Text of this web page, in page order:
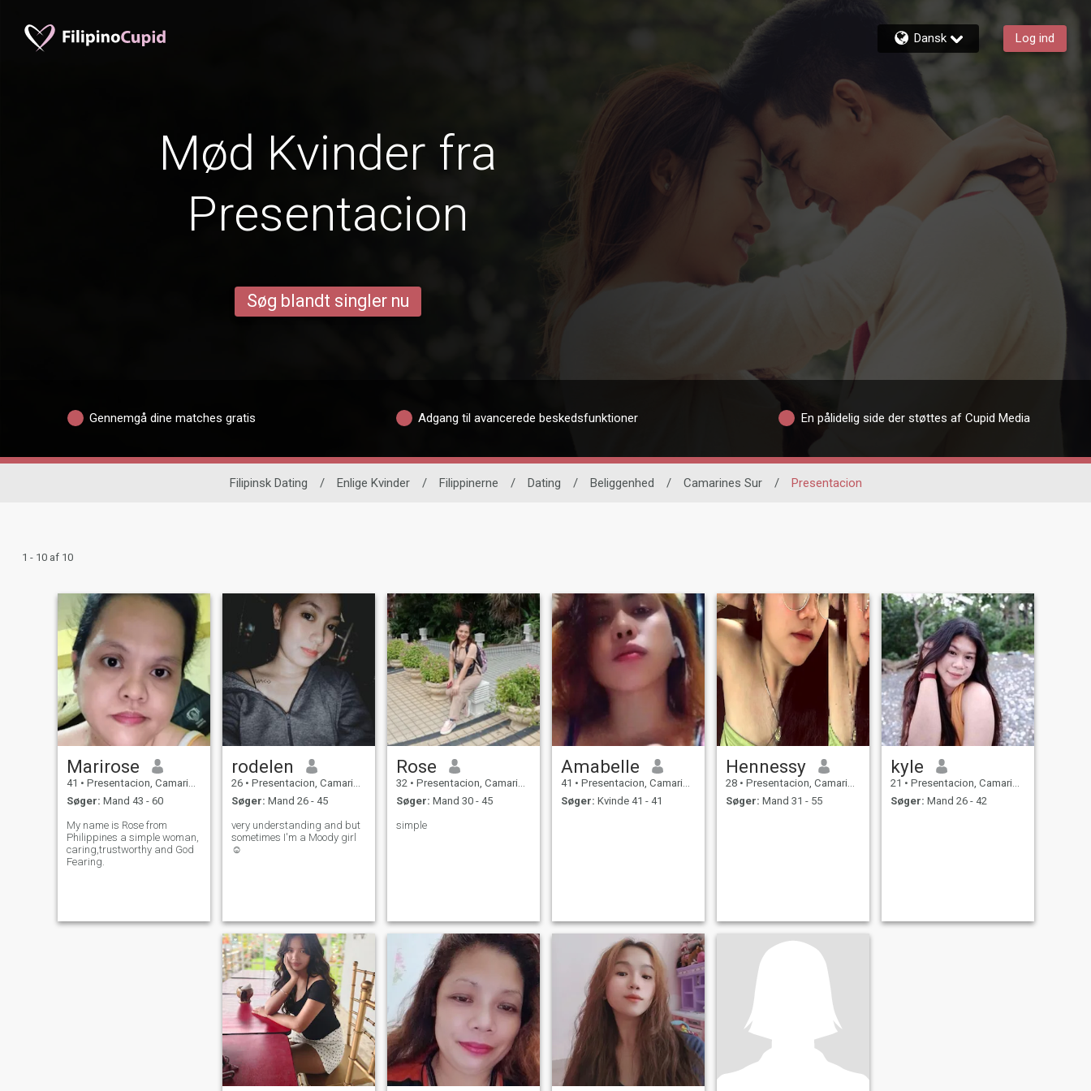
Dansk Log ind
Mød Kvinder fra
Presentacion
Søg blandt singler nu
Gennemgå dine matches gratis Adgang til avancerede beskedsfunktioner En pålidelig side der støttes af Cupid Media
Filipinsk Dating / Enlige Kvinder / Filippinerne / Dating / Beliggenhed / Camarines Sur / Presentacion
1 - 10 af 10
Marirose
41 • Presentacion, Camarines Sur, Filippinerne
Søger: Mand 43 - 60
My name is Rose from
Philippines a simple woman,
caring,trustworthy and God
Fearing.
rodelen
26 • Presentacion, Camarines Sur, Filippinerne
Søger: Mand 26 - 45
very understanding and but
sometimes I'm a Moody girl
☺️
Rose
32 • Presentacion, Camarines Sur, Filippinerne
Søger: Mand 30 - 45
simple
Amabelle
41 • Presentacion, Camarines Sur, Filippinerne
Søger: Kvinde 41 - 41
Hennessy
28 • Presentacion, Camarines Sur, Filippinerne
Søger: Mand 31 - 55
kyle
21 • Presentacion, Camarines Sur, Filippinerne
Søger: Mand 26 - 42